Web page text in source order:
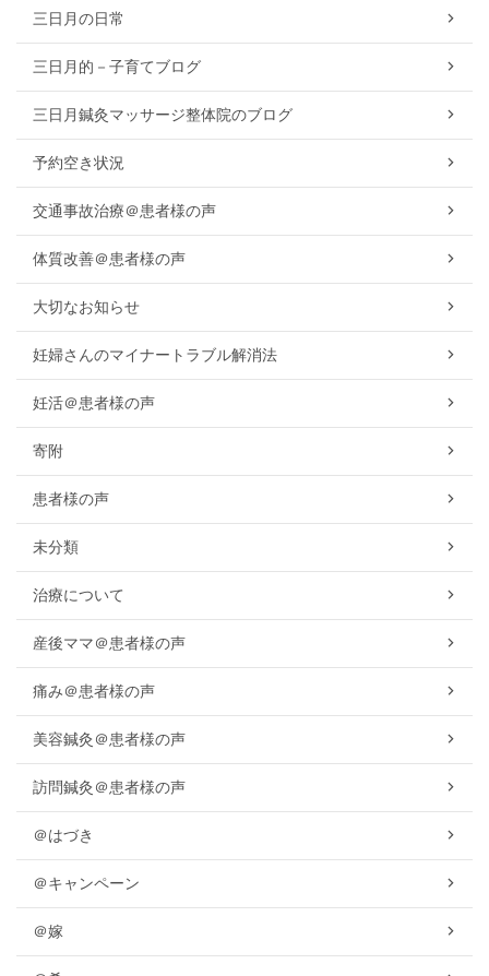
三日月の日常
三日月的－子育てブログ
三日月鍼灸マッサージ整体院のブログ
予約空き状況
交通事故治療＠患者様の声
体質改善＠患者様の声
大切なお知らせ
妊婦さんのマイナートラブル解消法
妊活＠患者様の声
寄附
患者様の声
未分類
治療について
産後ママ＠患者様の声
痛み＠患者様の声
美容鍼灸＠患者様の声
訪問鍼灸＠患者様の声
＠はづき
＠キャンペーン
＠嫁